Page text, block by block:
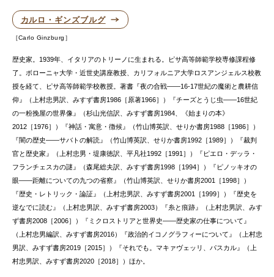
カルロ・ギンズブルグ
Carlo Ginzburg
歴史家。1939年、イタリアのトリーノに生まれる。ピサ高等師範学校専修課程修
了。ボローニャ大学・近世史講座教授、カリフォルニア大学ロスアンジェルス校教
授を経て、ピサ高等師範学校教授。著書『夜の合戦——16-17世紀の魔術と農耕信
仰』（上村忠男訳、みすず書房1986［原著1966］）『チーズとうじ虫——16世紀
の一粉挽屋の世界像』（杉山光信訳、みすず書房1984、《始まりの本》
2012［1976］）『神話・寓意・徴候』（竹山博英訳、せりか書房1988［1986］）
『闇の歴史——サバトの解読』（竹山博英訳、せりか書房1992［1989］）『裁判
官と歴史家』（上村忠男・堤康徳訳、平凡社1992［1991］）『ピエロ・デッラ・
フランチェスカの謎』（森尾総夫訳、みすず書房1998［1994］）『ピノッキオの
眼——距離についての九つの省察』（竹山博英訳、せりか書房2001［1998］）
『歴史・レトリック・論証』（上村忠男訳、みすず書房2001［1999］）『歴史を
逆なでに読む』（上村忠男訳、みすず書房2003）『糸と痕跡』（上村忠男訳、みす
ず書房2008［2006］）『ミクロストリアと世界史——歴史家の仕事について』
（上村忠男編訳、みすず書房2016）『政治的イコノグラフィーについて』（上村忠
男訳、みすず書房2019［2015］）『それでも。マキァヴェッリ、パスカル』（上
村忠男訳、みすず書房2020［2018］）ほか。